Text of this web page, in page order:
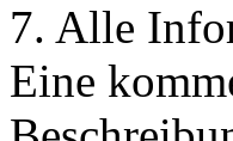
7. Alle
Eine